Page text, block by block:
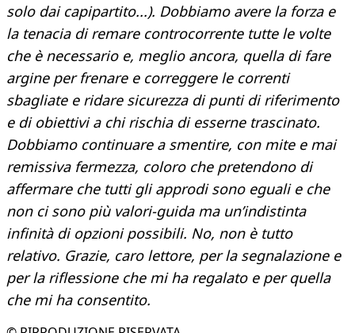
solo dai capipartito...). Dobbiamo avere la forza e
la tenacia di remare controcorrente tutte le volte
che è necessario e, meglio ancora, quella di fare
argine per frenare e correggere le correnti
sbagliate e ridare sicurezza di punti di riferimento
e di obiettivi a chi rischia di esserne trascinato.
Dobbiamo continuare a smentire, con mite e mai
remissiva fermezza, coloro che pretendono di
affermare che tutti gli approdi sono eguali e che
non ci sono più valori-guida ma un’indistinta
infinità di opzioni possibili. No, non è tutto
relativo. Grazie, caro lettore, per la segnalazione e
per la riflessione che mi ha regalato e per quella
che mi ha consentito.